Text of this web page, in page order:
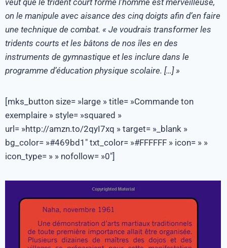
veut que le trident court forme l’homme est merveilleuse,
on le manipule avec aisance des cinq doigts afin d’en faire
une technique de combat. « Je voudrais transformer les
tridents courts et les bâtons de nos îles en des
instruments de gymnastique et les inclure dans le
programme d’éducation physique scolaire. […] »
[mks_button size= »large » title= »Commande ton
exemplaire » style= »squared »
url= »http://amzn.to/2qyI7xq » target= »_blank »
bg_color= »#469bd1″ txt_color= »#FFFFFF » icon= » »
icon_type= » » nofollow= »0″]